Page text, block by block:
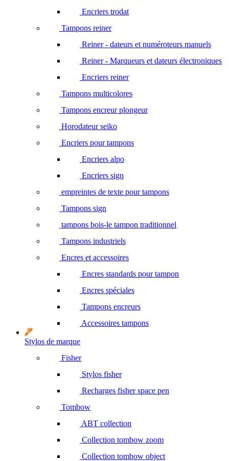
Encriers trodat
Tampons reiner
Reiner - dateurs et numéroteurs manuels
Reiner - Marqueurs et dateurs électroniques
Encriers reiner
Tampons multicolores
Tampons encreur plongeur
Horodateur seiko
Encriers pour tampons
Encriers alpo
Encriers sign
empreintes de texte pour tampons
Tampons sign
tampons bois-le tampon traditionnel
Tampons industriels
Encres et accessoires
Encres standards pour tampon
Encres spéciales
Tampons encreurs
Accessoires tampons
Stylos de marque
Fisher
Stylos fisher
Recharges fisher space pen
Tombow
ABT collection
Collection tombow zoom
Collection tombow object